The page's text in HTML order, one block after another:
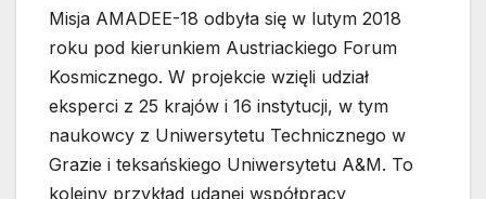
Misja AMADEE-18 odbyła się w lutym 2018
roku pod kierunkiem Austriackiego Forum
Kosmicznego. W projekcie wzięli udział
eksperci z 25 krajów i 16 instytucji, w tym
naukowcy z Uniwersytetu Technicznego w
Grazie i teksańskiego Uniwersytetu A&M. To
kolejny przykład udanej współpracy